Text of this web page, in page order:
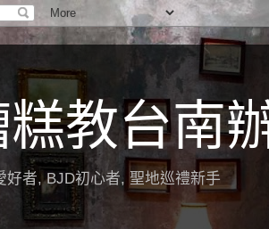
糕教台南
好者, BJD初心者, 聖地巡禮新手